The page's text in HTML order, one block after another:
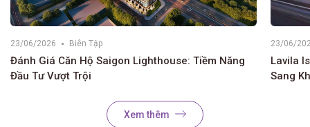
23/06/2026 Biên Tập
Đánh Giá Căn Hộ Saigon Lighthouse: Tiềm Năng
Đầu Tư Vượt Trội
23/06/
Lavila
Sang
Xem thêm